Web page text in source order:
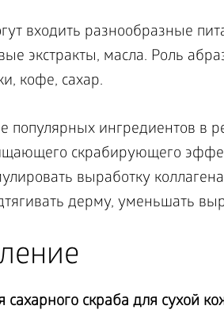
входить разнообразные
экстракты, масла. Роль
кофе, сахар.
ингредиентов в
скрабирующего
выработку
дерму, уменьшать
сахарного скраба для сухой